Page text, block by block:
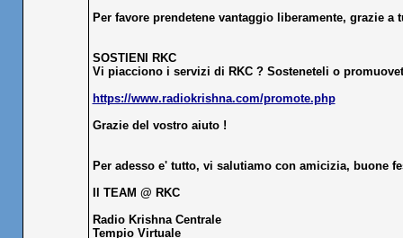
Per favore prendetene vantaggio liberamente, grazie a
SOSTIENI RKC
Vi piacciono i servizi di RKC ? Sosteneteli o
https://www.radiokrishna.com/promote.php
Grazie del vostro aiuto !
Per adesso e' tutto, vi salutiamo con amicizia, buone
Il TEAM @ RKC
Radio Krishna Centrale
Tempio Virtuale